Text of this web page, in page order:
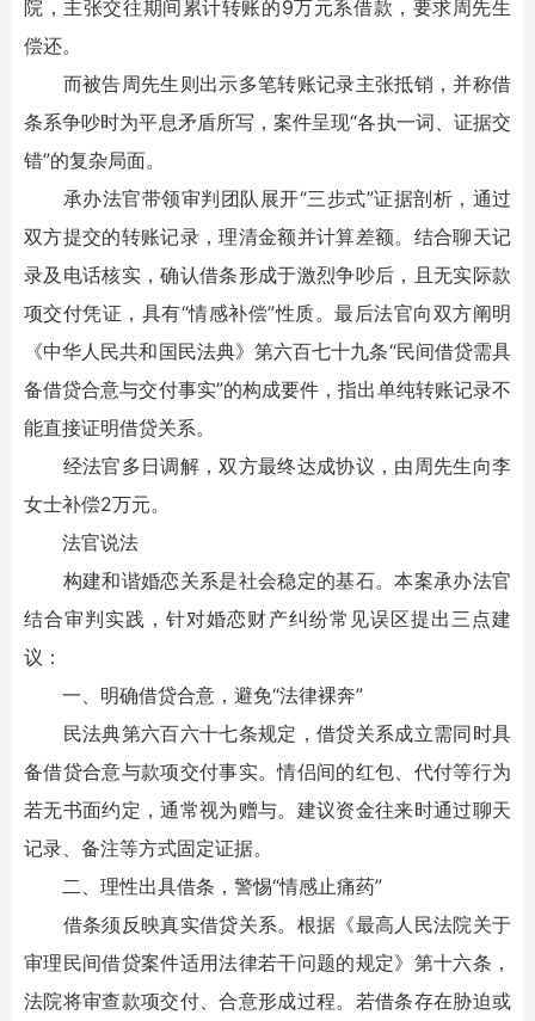
院，主张交往期间累计转账的9万元系借款，要求周先生
偿还。
而被告周先生则出示多笔转账记录主张抵销，并称借
条系争吵时为平息矛盾所写，案件呈现“各执一词、证据交
错”的复杂局面。
承办法官带领审判团队展开“三步式”证据剖析，通过
双方提交的转账记录，理清金额并计算差额。结合聊天记
录及电话核实，确认借条形成于激烈争吵后，且无实际款
项交付凭证，具有“情感补偿”性质。最后法官向双方阐明
《中华人民共和国民法典》第六百七十九条“民间借贷需具
备借贷合意与交付事实”的构成要件，指出单纯转账记录不
能直接证明借贷关系。
经法官多日调解，双方最终达成协议，由周先生向李
女士补偿2万元。
法官说法
构建和谐婚恋关系是社会稳定的基石。本案承办法官
结合审判实践，针对婚恋财产纠纷常见误区提出三点建
议：
一、明确借贷合意，避免“法律裸奔”
民法典第六百六十七条规定，借贷关系成立需同时具
备借贷合意与款项交付事实。情侣间的红包、代付等行为
若无书面约定，通常视为赠与。建议资金往来时通过聊天
记录、备注等方式固定证据。
二、理性出具借条，警惕“情感止痛药”
借条须反映真实借贷关系。根据《最高人民法院关于
审理民间借贷案件适用法律若干问题的规定》第十六条，
法院将审查款项交付、合意形成过程。若借条存在胁迫或